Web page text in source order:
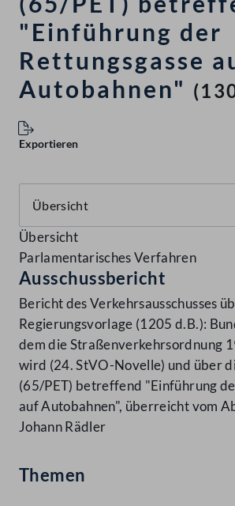
"Einführung der
Rettungsgasse
Autobahnen"
Exportieren
Übersicht
Parlamentarisches Verfahren
Ausschussbericht
Bericht des Verkehrsausschusses
Regierungsvorlage (1205 d.B.):
dem die Straßenverkehrsordnung
wird (24. StVO-Novelle) und über
(65/PET) betreffend "Einführung
auf Autobahnen", überreicht vom
Johann Rädler
Themen